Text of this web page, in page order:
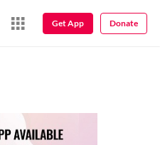
Get App Donate